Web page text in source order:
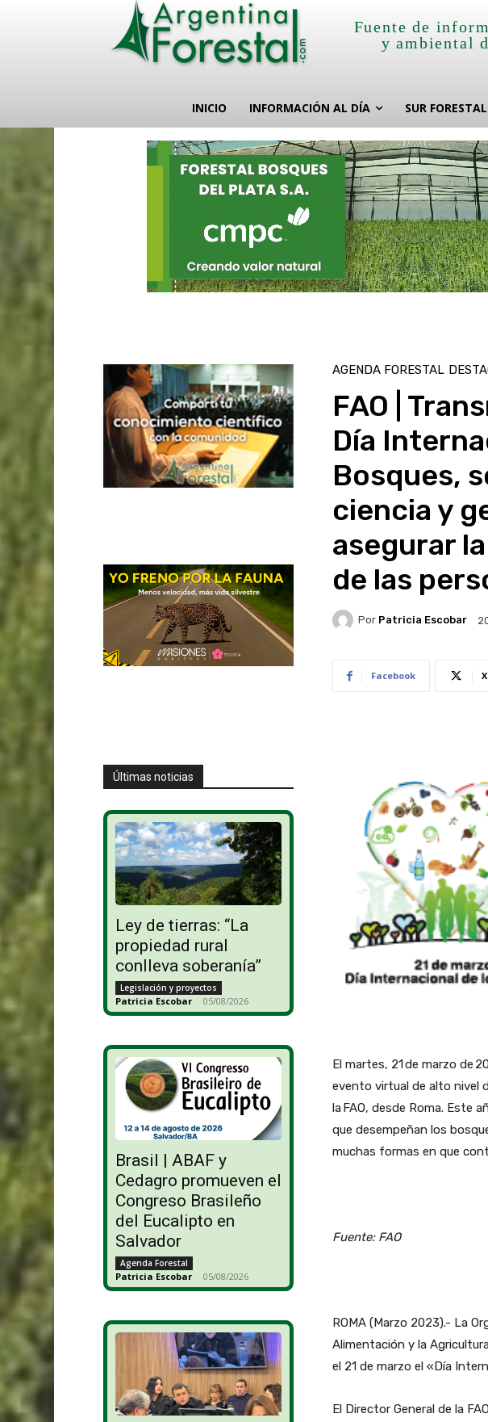
Fuente de
y ambiental
INICIO INFORMACIÓN AL DÍA SUR FORESTAL
Últimas noticias
Ley de tierras: “La
propiedad rural
conlleva soberanía”
Legislación y proyectos
Patricia Escobar - 05/08/2026
Brasil | ABAF y
Cedagro promueven el
Congreso Brasileño
del Eucalipto en
Salvador
Agenda Forestal
Patricia Escobar - 05/08/2026
AGENDA FORESTAL
FAO |
Día
Bosques,
ciencia y
asegurar
de las
Por Patricia Escobar
Facebook X
El martes, 21 de marzo de
evento virtual de alto nivel
la FAO, desde Roma. Este
que desempeñan los
muchas formas en que
Fuente: FAO
ROMA (Marzo 2023).- La
Alimentación y la
el 21 de marzo el «Día
El Director General de la